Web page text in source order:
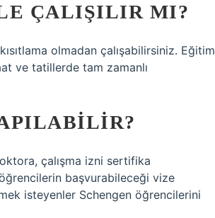
ÇALIŞILIR MI?
olmadan çalışabilirsiniz. Eğitim
ve tatillerde tam zamanlı
çalışma izni sertifika
başvurabileceği vize
isteyenler Schengen öğrencilerini